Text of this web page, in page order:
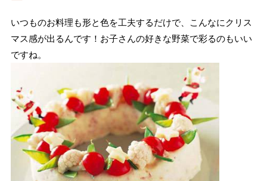
いつものお料理も形と色を工夫するだけで、こんなにクリス
マス感が出るんです！お子さんの好きな野菜で彩るのもいい
ですね。